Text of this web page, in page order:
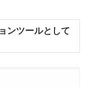
ンツールとして